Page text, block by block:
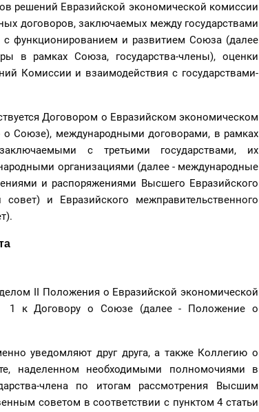
решений Евразийской экономической комиссии
договоров, заключаемых между государствами
функционированием и развитием Союза (далее
в рамках Союза, государства-члены), оценки
Комиссии и взаимодействия с государствами-
Договором о Евразийском экономическом
о Союзе), международными договорами, в рамках
с третьими государствами, их
организациями (далее - международные
и распоряжениями Высшего Евразийского
и Евразийского межправительственного
II Положения о Евразийской экономической
1 к Договору о Союзе (далее - Положение о
уведомляют друг друга, а также Коллегию о
наделенном необходимыми полномочиями в
члена по итогам рассмотрения Высшим
советом в соответствии с пунктом 4 статьи